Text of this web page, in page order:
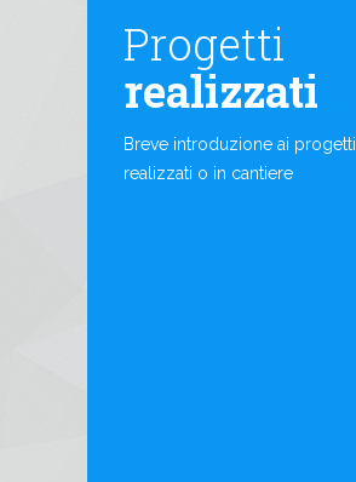
Progetti
realizzati
Breve introduzione ai progetti
realizzati o in cantiere